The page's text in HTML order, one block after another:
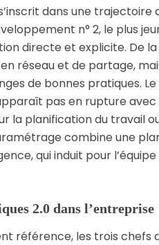
dans une
n° 2, le plus
directe et explicite. De
réseau et de partage,
de bonnes pratiques.
pas en rupture
la planification du travail
combine une
qui induit pour
2.0 dans l’entreprise
référence, les trois